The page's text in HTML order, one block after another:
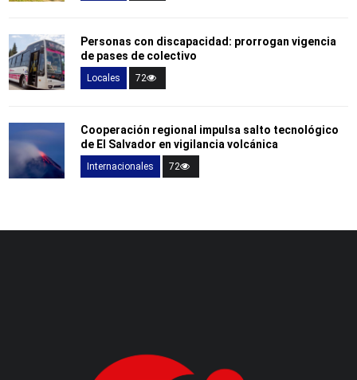
Personas con discapacidad: prorrogan vigencia
de pases de colectivo
Locales 72
Cooperación regional impulsa salto tecnológico
de El Salvador en vigilancia volcánica
Internacionales 72